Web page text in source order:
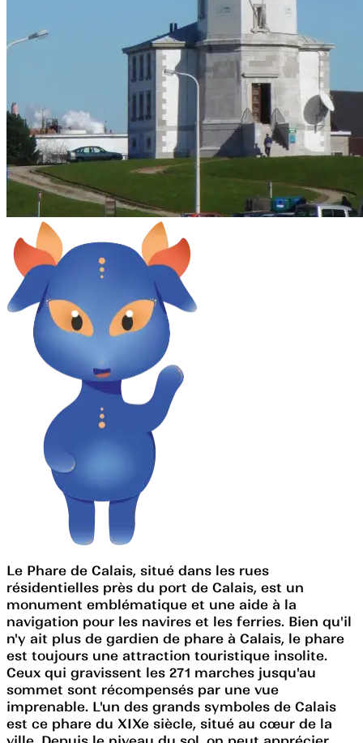
Le Phare de Calais, situé dans les rues
résidentielles près du port de Calais, est un
monument emblématique et une aide à la
navigation pour les navires et les ferries. Bien qu'il
n'y ait plus de gardien de phare à Calais, le phare
est toujours une attraction touristique insolite.
Ceux qui gravissent les 271 marches jusqu'au
sommet sont récompensés par une vue
imprenable. L'un des grands symboles de Calais
est ce phare du XIXe siècle, situé au cœur de la